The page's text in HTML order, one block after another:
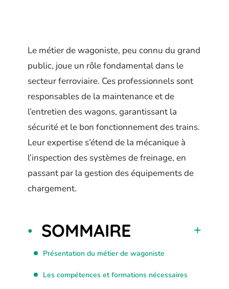
Le métier de wagoniste, peu connu du grand
public, joue un rôle fondamental dans le
secteur ferroviaire. Ces professionnels sont
responsables de la maintenance et de
l’entretien des wagons, garantissant la
sécurité et le bon fonctionnement des trains.
Leur expertise s’étend de la mécanique à
l’inspection des systèmes de freinage, en
passant par la gestion des équipements de
chargement.
SOMMAIRE
Présentation du métier de wagoniste
Les compétences et formations nécessaires